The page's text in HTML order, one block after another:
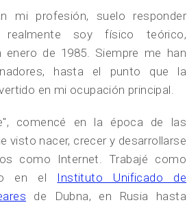
mi profesión, suelo responder
realmente soy físico teórico,
enero de 1985. Siempre me han
hasta el punto que la
en mi ocupación principal.
comencé en la época de las
visto nacer, crecer y desarrollarse
como Internet. Trabajé como
en el Instituto Unificado de
de Dubna, en Rusia hasta